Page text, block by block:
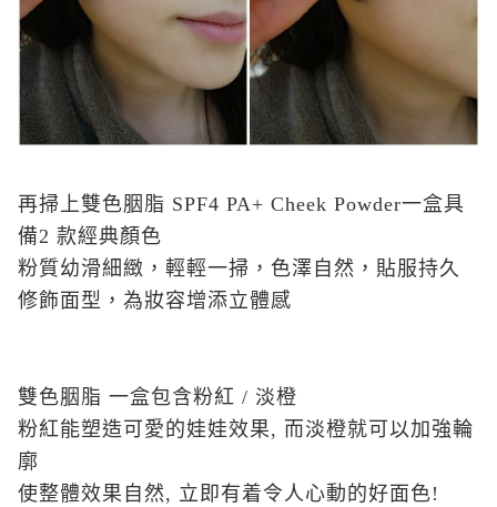
再掃上雙色胭脂 SPF4 PA+ Cheek Powder一盒具
備2 款經典顏色
粉質幼滑細緻，輕輕一掃，色澤自然，貼服持久
修飾面型，為妝容增添立體感
雙色胭脂 一盒包含粉紅 / 淡橙
粉紅能塑造可愛的娃娃效果, 而淡橙就可以加強輪
廓
使整體效果自然, 立即有着令人心動的好面色!